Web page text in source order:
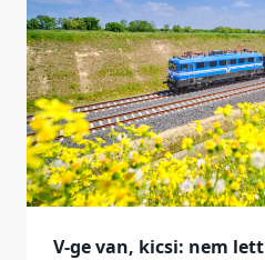
V-ge van, kicsi: nem lett